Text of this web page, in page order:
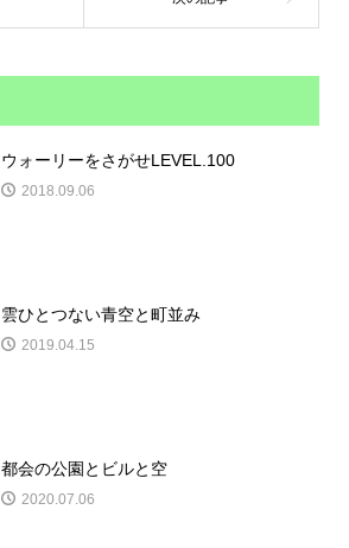
ウォーリーをさがせLEVEL.100
2018.09.06
雲ひとつない青空と町並み
2019.04.15
都会の公園とビルと空
2020.07.06